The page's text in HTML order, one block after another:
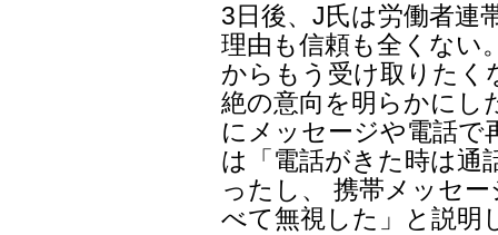
3日後、J氏は労働者連
理由も信頼も全くない
からもう受け取りたく
絶の意向を明らかにし
にメッセージや電話で
は「電話がきた時は通
ったし、 携帯メッセ
べて無視した」と説明